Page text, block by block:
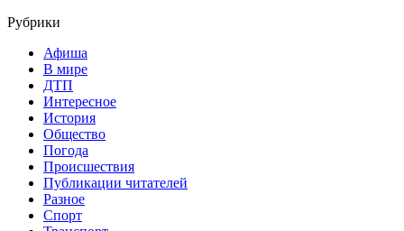
Рубрики
Афиша
В мире
ДТП
Интересное
История
Общество
Погода
Происшествия
Публикации читателей
Разное
Спорт